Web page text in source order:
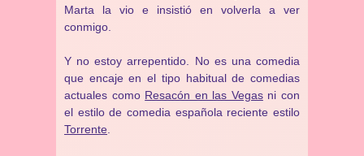
Marta la vio e insistió en volverla a ver
conmigo.
Y no estoy arrepentido. No es una comedia
que encaje en el tipo habitual de comedias
actuales como Resacón en las Vegasni con
el estilo de comedia española reciente estilo
Torrente